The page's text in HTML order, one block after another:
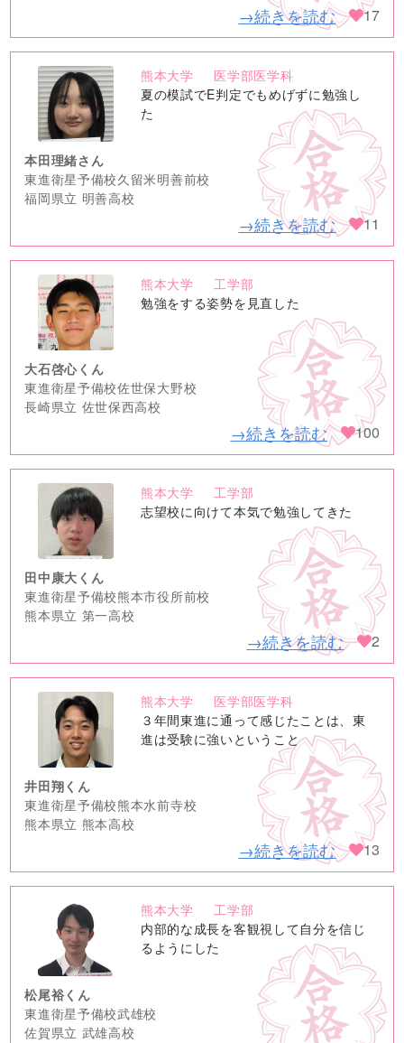
→続きを読む 17
no
image
熊本大学
医学部医学科
夏の模試でE判定でもめげずに勉強し
た
本田理緒さん
東進衛星予備校久留米明善前校
福岡県立 明善高校
→続きを読む 11
no
image
熊本大学
工学部
勉強をする姿勢を見直した
大石啓心くん
東進衛星予備校佐世保大野校
長崎県立 佐世保西高校
→続きを読む 100
no
image
熊本大学
工学部
志望校に向けて本気で勉強してきた
田中康大くん
東進衛星予備校熊本市役所前校
熊本県立 第一高校
→続きを読む 2
no
image
熊本大学
医学部医学科
３年間東進に通って感じたことは、東
進は受験に強いということ
井田翔くん
東進衛星予備校熊本水前寺校
熊本県立 熊本高校
→続きを読む 13
no
image
熊本大学
工学部
内部的な成長を客観視して自分を信じ
るようにした
松尾裕くん
東進衛星予備校武雄校
佐賀県立 武雄高校